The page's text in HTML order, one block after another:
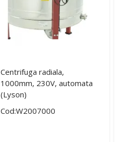
Centrifuga radiala,
1000mm, 230V, automata
(Lyson)
Cod:W2007000